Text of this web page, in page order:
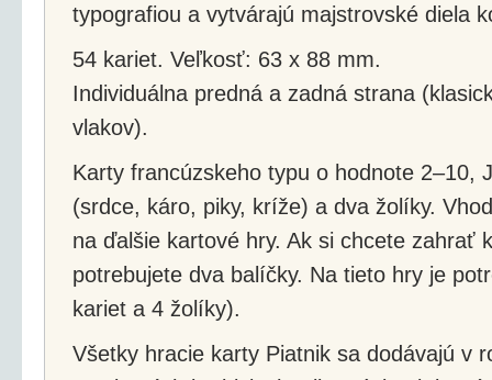
typografiou a vytvárajú majstrovské diela
54 kariet. Veľkosť: 63 x 88 mm.
Individuálna predná a zadná strana
vlakov).
Karty francúzskeho typu o hodnote 2–10,
(srdce, káro, piky, kríže) a dva žolíky.
na ďalšie kartové hry. Ak si chcete zahrať
potrebujete dva balíčky. Na tieto hry je
kariet a 4 žolíky).
Všetky hracie karty Piatnik sa dodávajú v